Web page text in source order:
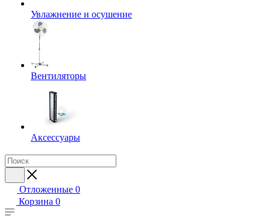
Увлажнение и осушение
Вентиляторы
Аксессуары
Отложенные 0
Корзина 0